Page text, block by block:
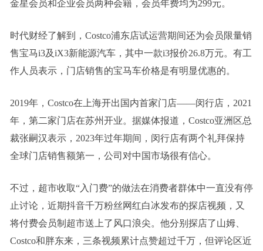
金星会员和企业会员两种会籍，会员年费均为299元。
时代财经了解到，Costco浦东店试运营期间还为会员限量销
售宝马i3及iX3新能源汽车，其中一款i3报价26.8万元。有工
作人员表示，门店销售的宝马车价格是有明显优惠的。
2019年，Costco在上海开出国内首家门店——闵行店，2021
年，第二家门店在苏州开业。据媒体报道，Costco亚洲区总
裁张嗣汉表示，2023年过年期间，闵行店有两个礼拜保持
全球门店销售额第一，公司对中国市场很有信心。
不过，超市收取“入门费”的做法在消费者群体中一直没有停
止讨论，近期抖音千万粉丝网红白冰发布的探店视频，又
将付费会员制超市送上了风口浪尖。他分别探店了山姆、
Costco和胖东来，三条视频累计点赞超过千万，但评论区近